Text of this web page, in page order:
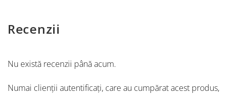
Recenzii
Nu există recenzii până acum.
Numai clienții autentificați, care au cumpărat acest produs,